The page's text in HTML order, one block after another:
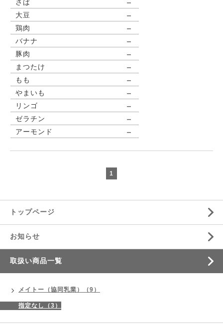
大豆 －
鶏肉 －
バナナ －
豚肉 －
まつたけ －
もも －
やまいも －
リンゴ －
ゼラチン －
アーモンド －
1
トップページ
お知らせ
取扱い商品一覧
メイトー（協同乳業）（9）
指定なし（3）